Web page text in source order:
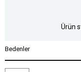
Ürün
Bedenler